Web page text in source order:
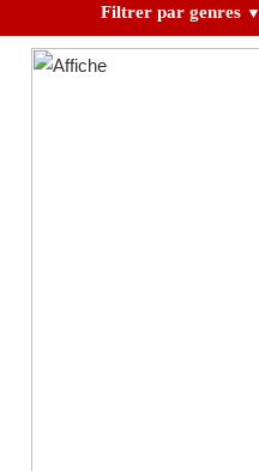
Filtrer par genres ▼